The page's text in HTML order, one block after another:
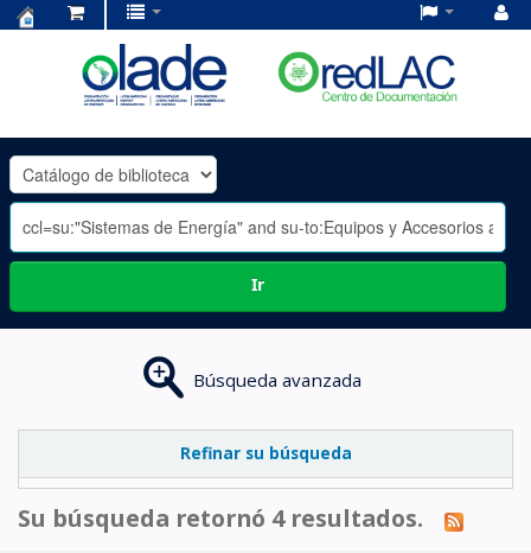
OLADE
-
Ir
Búsqueda avanzada
Refinar su búsqueda
Su búsqueda retornó 4 resultados.